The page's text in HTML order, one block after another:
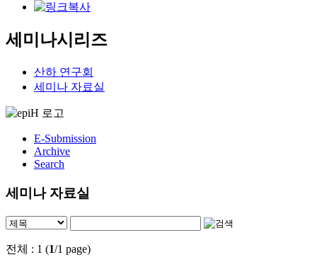
세미나시리즈
산하 연구회
세미나 자료실
E-Submission
Archive
Search
세미나 자료실
전체 : 1 (1/1 page)